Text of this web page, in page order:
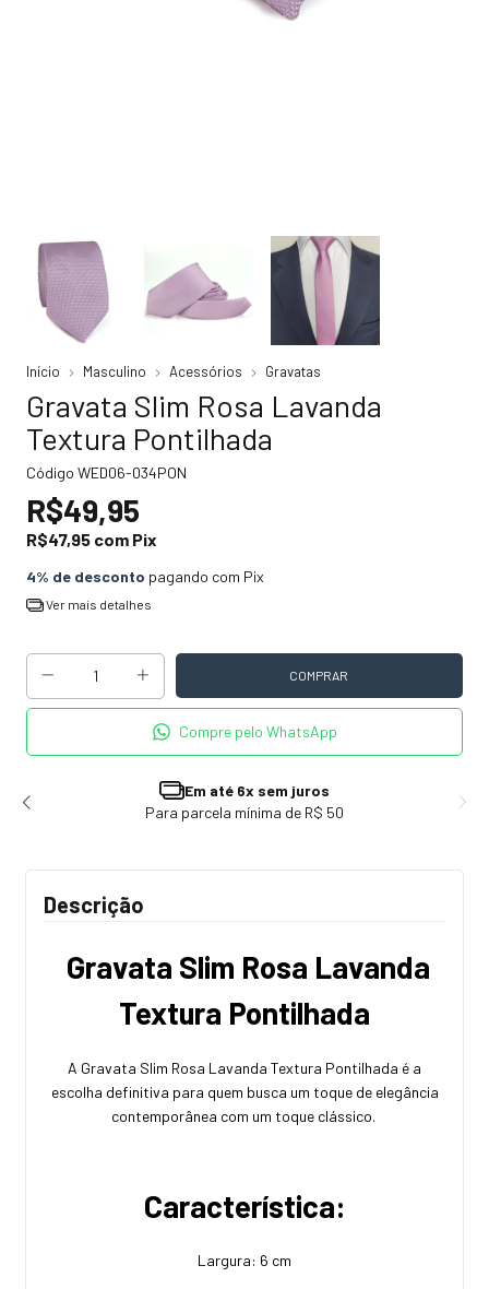
Início Masculino Acessórios Gravatas
Gravata Slim Rosa Lavanda
Textura Pontilhada
Código WED06-034PON
R$49,95
R$47,95 com Pix
4% de desconto pagando com Pix
Ver mais detalhes
Compre pelo WhatsApp
Em até 6x sem juros
Para parcela mínima de R$ 50
Descrição
Gravata Slim Rosa Lavanda
Textura Pontilhada
A Gravata Slim Rosa Lavanda Textura Pontilhada é a
escolha definitiva para quem busca um toque de elegância
contemporânea com um toque clássico.
Característica:
Largura: 6 cm